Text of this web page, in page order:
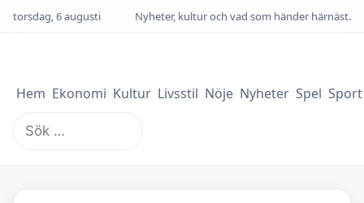
torsdag, 6 augusti Nyheter, kultur och vad som händer härnäst.
Hem Ekonomi Kultur Livsstil Nöje Nyheter Spel Sport
Sök
efter: